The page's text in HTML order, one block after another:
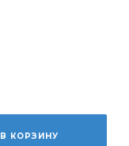
В КОРЗИНУ